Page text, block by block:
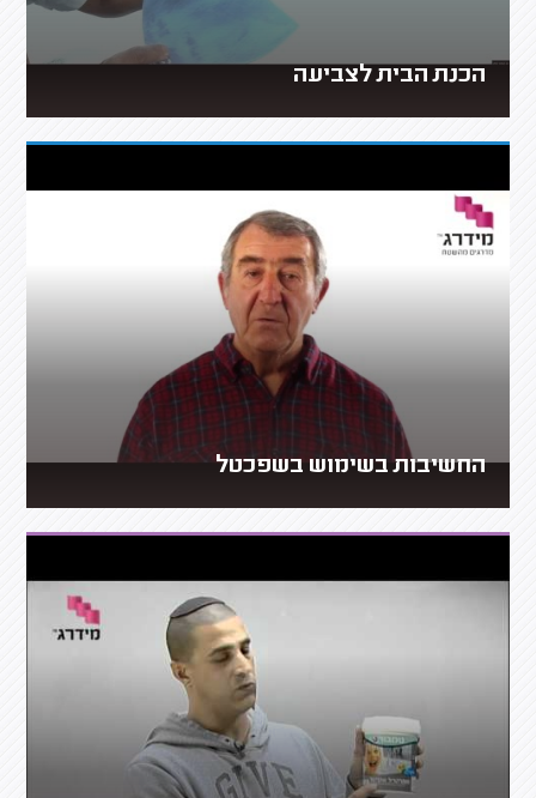
הכנת הבית לצביעה
החשיבות בשימוש בשפכטל